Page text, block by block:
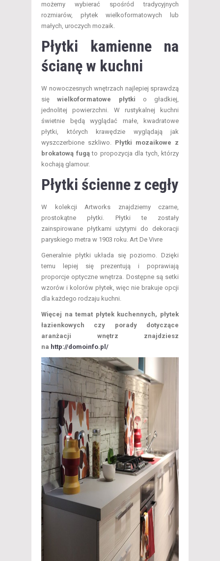
możemy wybierać spośród tradycyjnych
rozmiarów, płytek wielkoformatowych lub
małych, uroczych mozaik.
Płytki kamienne na
ścianę w kuchni
W nowoczesnych wnętrzach najlepiej sprawdzą
sięwielkoformatowe płytki o gładkiej,
jednolitej powierzchni. W rustykalnej kuchni
świetnie będą wyglądać małe, kwadratowe
płytki, których krawędzie wyglądają jak
wyszczerbione szkliwo. Płytki mozaikowe z
brokatową fugąto propozycja dla tych, którzy
kochają glamour.
Płytki ścienne z cegły
W kolekcji Artworks znajdziemy czarne,
prostokątne płytki. Płytki te zostały
zainspirowane płytkami użytymi do dekoracji
paryskiego metra w 1903 roku. Art De Vivre
Generalnie płytki układa się poziomo. Dzięki
temu lepiej się prezentują i poprawiają
proporcje optyczne wnętrza. Dostępne są setki
wzorów i kolorów płytek, więc nie brakuje opcji
dla każdego rodzaju kuchni.
Więcej na temat płytek kuchennych, płytek
łazienkowych czy porady dotyczące
aranżacji wnętrz znajdziesz
na http://domoinfo.pl/